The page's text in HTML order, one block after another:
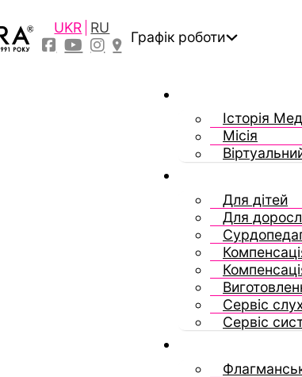
UKR RU
Графік роботи
Історія
Місія
Для дітей
Для
Сервіс
Сервіс